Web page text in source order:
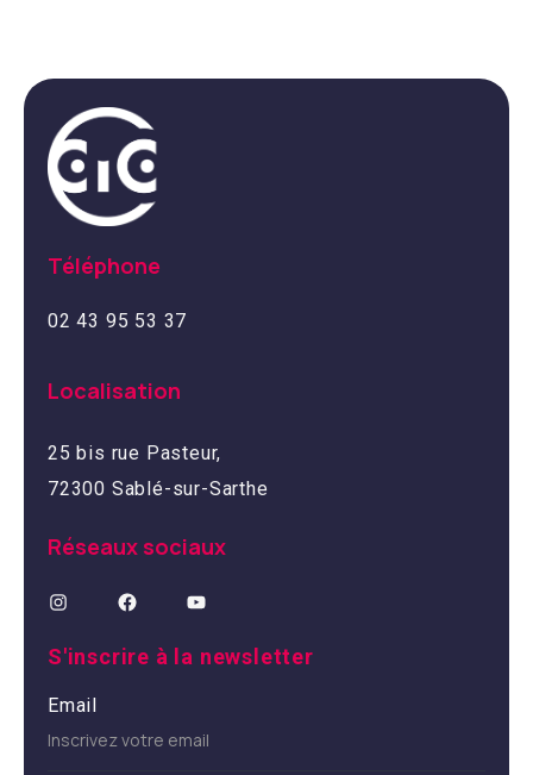
Téléphone
02 43 95 53 37
Localisation
25 bis rue Pasteur,
72300 Sablé-sur-Sarthe
Réseaux sociaux
S'inscrire à la newsletter
Email